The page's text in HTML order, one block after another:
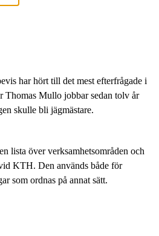
har hört till det mest efterfrågade i
Mullo jobbar sedan tolv år
skulle bli jägmästare.
lista över verksamhetsområden och
KTH. Den används både för
som ordnas på annat sätt.